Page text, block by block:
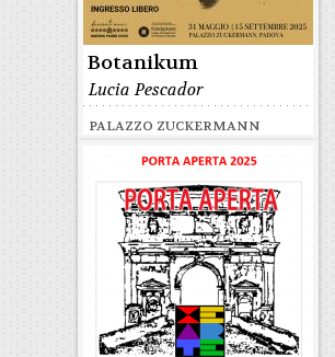
Botanikum
Lucia Pescador
PALAZZO ZUCKERMANN